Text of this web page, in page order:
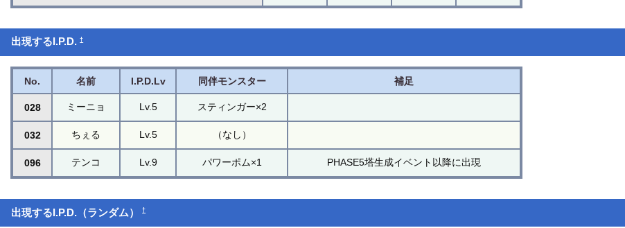
出現するI.P.D.†
No. 名前 I.P.D.Lv 同伴モンスター 補足
028 ミーニョ Lv.5 スティンガー×2
032 ちぇる Lv.5 （なし）
096 テンコ Lv.9 パワーポム×1 PHASE5塔生成イベント以降に出現
出現するI.P.D.（ランダム）†